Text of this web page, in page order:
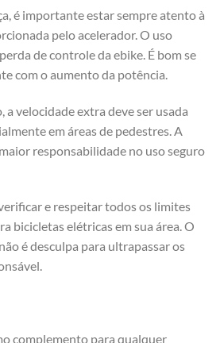
é importante estar sempre atento à
pelo acelerador. O uso
de controle da ebike. É bom se
com o aumento da potência.
velocidade extra deve ser usada
em áreas de pedestres. A
responsabilidade no uso seguro
e respeitar todos os limites
bicicletas elétricas em sua área. O
é desculpa para ultrapassar os
complemento para qualquer